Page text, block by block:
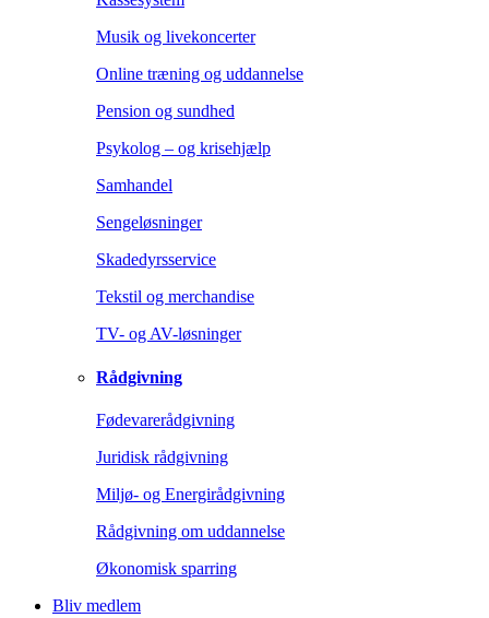
Musik og livekoncerter
Online træning og uddannelse
Pension og sundhed
Psykolog – og krisehjælp
Samhandel
Sengeløsninger
Skadedyrsservice
Tekstil og merchandise
TV- og AV-løsninger
Rådgivning
Fødevarerådgivning
Juridisk rådgivning
Miljø- og Energirådgivning
Rådgivning om uddannelse
Økonomisk sparring
Bliv medlem